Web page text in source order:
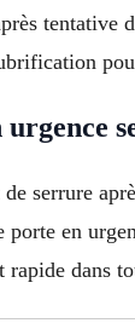
tentative
de serrure
porte en
rapide dans